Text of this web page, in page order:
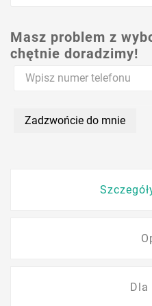
Masz problem z
chętnie doradzimy!
Zadzwońcie do mnie
Dla